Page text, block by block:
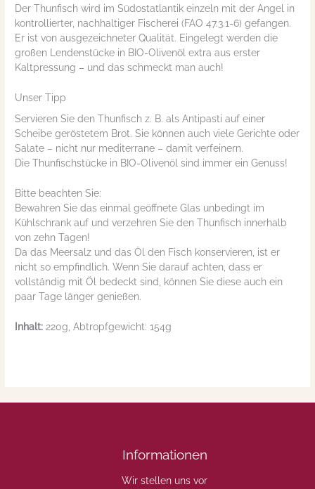
Der Thunfisch wird im Südostatlantik einzeln mit der Angel in
kontrollierter, nachhaltiger Fischerei (FAO 47.3.1-6) gefangen.
Er ist von ausgezeichneter Qualität. Eingelegt werden die
großen Lendenstücke in BIO-Olivenöl extra aus erster
Kaltpressung – und das schmeckt man auch!
Unser Tipp
Servieren Sie den Thunfisch z. B. als Antipasti auf einer
Scheibe geröstetem Brot. Sie können auch viele Gerichte oder
Salate – nicht nur mediterrane – damit verfeinern.
Die Thunfischstücke in BIO-Olivenöl sind immer ein Genuss!
Bitte beachten Sie:
Bewahren Sie das einmal geöffnete Glas unbedingt im
Kühlschrank auf und verzehren Sie den Thunfisch innerhalb
von zehn Tagen!
Da das Meersalz und das Öl den Fisch konservieren, ist er
nicht so empfindlich. Wenn Sie darauf achten, dass er
vollständig mit Öl bedeckt sind, können Sie diese auch ein
paar Tage länger genießen.
Inhalt: 220g, Abtropfgewicht: 154g
Informationen
Wir stellen uns vor